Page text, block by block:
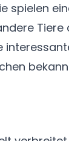
spielen
Tiere